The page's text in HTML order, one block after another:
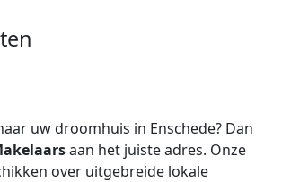
uw droomhuis in Enschede? Dan
aan het juiste adres. Onze
over uitgebreide lokale